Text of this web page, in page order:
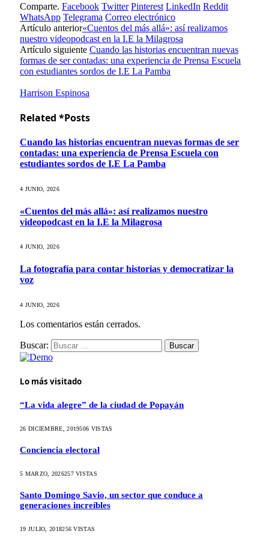
Comparte. Facebook Twitter Pinterest LinkedIn Reddit
WhatsApp Telegrama Correo electrónico
Artículo anterior«Cuentos del más allá»: así realizamos
nuestro videopodcast en la I.E la Milagrosa
Artículo siguiente Cuando las historias encuentran nuevas
formas de ser contadas: una experiencia de Prensa Escuela
con estudiantes sordos de I.E La Pamba
Harrison Espinosa
Related *Posts
Cuando las historias encuentran nuevas formas de ser
contadas: una experiencia de Prensa Escuela con
estudiantes sordos de I.E La Pamba
4 JUNIO, 2026
«Cuentos del más allá»: así realizamos nuestro
videopodcast en la I.E la Milagrosa
4 JUNIO, 2026
La fotografía para contar historias y democratizar la
voz
4 JUNIO, 2026
Los comentarios están cerrados.
Buscar:
Lo más visitado
“La vida alegre” de la ciudad de Popayán
26 DICIEMBRE, 2019506 VISTAS
Conciencia electoral
5 MARZO, 2026257VISTAS
Santo Domingo Savio, un sector que conduce a
generaciones increíbles
19 JULIO, 2018256VISTAS